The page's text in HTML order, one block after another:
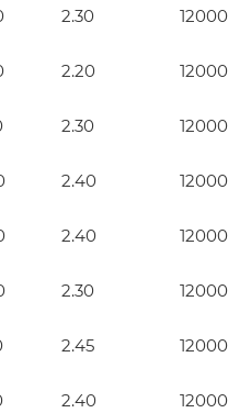
2.30 12000
2.20 12000
2.30 12000
2.40 12000
2.40 12000
2.30 12000
2.45 12000
2.40 12000